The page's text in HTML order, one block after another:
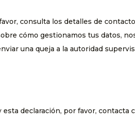
consulta los detalles de
cómo gestionamos tus datos,
una queja a la autoridad
declaración, por favor, contacta